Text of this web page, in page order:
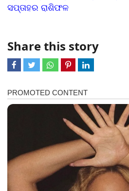
ସପ୍ତାହର ରାଶିଫଳ
Share this story